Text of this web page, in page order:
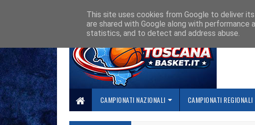
CAMPIONATI NAZIONALI CAMPIONATI REGIONALI
This site uses cookies from Google to deliver
are shared with Google along with
statistics, and to detect and address abuse.